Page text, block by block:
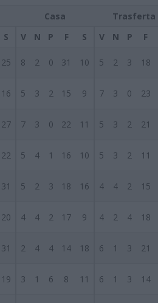
Casa
Trasferta
S V N P F S V N P F
25 8 2 0 31 10 5 2 3 18
16 5 3 2 15 9 7 3 0 23
27 7 3 0 22 11 5 3 2 21
22 5 4 1 16 10 5 3 2 11
31 5 2 3 18 16 4 4 2 15
20 4 4 2 17 9 4 2 4 18
31 2 4 4 14 18 6 1 3 21
19 3 1 6 8 11 6 1 3 14